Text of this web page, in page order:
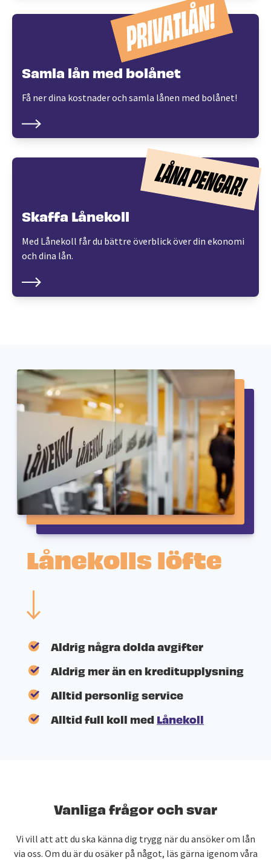
Samla lån med bolånet
Få ner dina kostnader och samla lånen med bolånet!
Skaffa Lånekoll
Med Lånekoll får du bättre överblick över din ekonomi
och dina lån.
Lånekolls löfte
Aldrig några dolda avgifter
Aldrig mer än en kreditupplysning
Alltid personlig service
Alltid full koll med Lånekoll
Vanliga frågor och svar
Vi vill att att du ska känna dig trygg när du ansöker om lån
via oss. Om du är du osäker på något, läs gärna igenom våra